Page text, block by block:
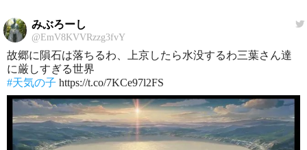
みぶろーし
@EmV8KVVRzzg3fvY
故郷に隕石は落ちるわ、上京したら水没するわ三葉さん達
に厳しすぎる世界
#天気の子 https://t.co/7KCe97l2FS